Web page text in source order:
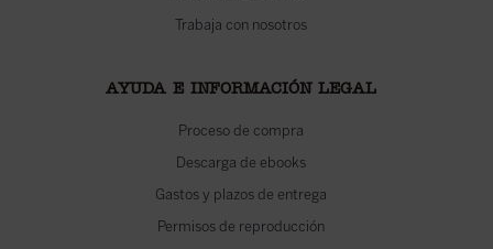
Trabaja con nosotros
AYUDA E INFORMACIÓN LEGAL
Proceso de compra
Descarga de ebooks
Gastos y plazos de entrega
Permisos de reproducción